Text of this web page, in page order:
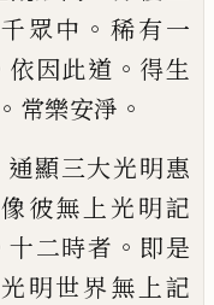
眾中 。 稀有一
依因此道 。 得生
。 常樂安淨 。
通顯三大光明惠
像彼無上光明記
十二時者 。 即是
明世界無上記